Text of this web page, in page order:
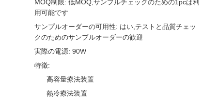
MOQ制限: 低MOQ,サンプルチェックのための1pcは利
用可能です
サンプルオーダーの可用性: はい,テストと品質チェッ
クのためのサンプルオーダーの歓迎
実際の電源: 90W
特徴:
高容量療法装置
熱冷療法装置